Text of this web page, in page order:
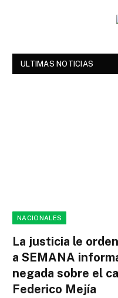
ULTIMAS NOTICIAS
NACIONALES
La justicia le
a SEMANA
negada sobre el
Federico Mejía